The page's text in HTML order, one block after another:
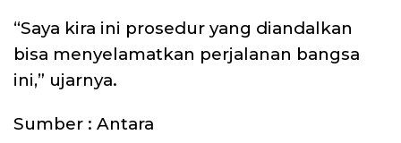
“Saya kira ini prosedur yang diandalkan
bisa menyelamatkan perjalanan bangsa
ini,” ujarnya.
Sumber : Antara